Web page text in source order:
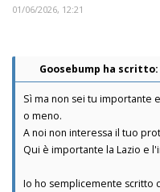
01/06/2026, 12:21
Goosebump ha scritto:
Sì ma non sei tu importante
o meno.
A noi non interessa il tuo
Qui è importante la Lazio e
Io ho semplicemente scritto